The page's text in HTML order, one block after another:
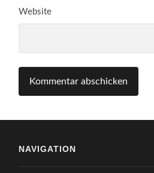
Website
NAVIGATION